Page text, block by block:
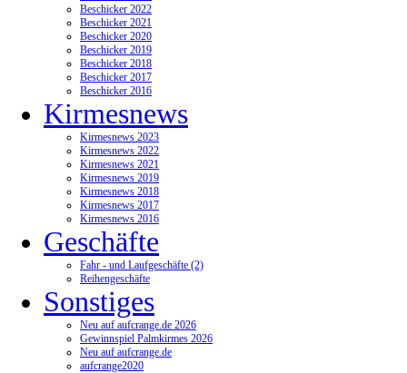
Beschicker 2022
Beschicker 2021
Beschicker 2020
Beschicker 2019
Beschicker 2018
Beschicker 2017
Beschicker 2016
Kirmesnews
Kirmesnews 2023
Kirmesnews 2022
Kirmesnews 2021
Kirmesnews 2019
Kirmesnews 2018
Kirmesnews 2017
Kirmesnews 2016
Geschäfte
Fahr - und Laufgeschäfte (2)
Reihengeschäfte
Sonstiges
Neu auf aufcrange.de 2026
Gewinnspiel Palmkirmes 2026
Neu auf aufcrange.de
aufcrange2020